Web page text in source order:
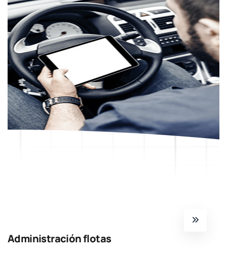
Administración flotas